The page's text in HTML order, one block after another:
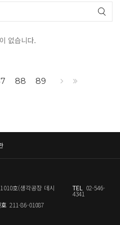
없습니다.
88 89
호(생각공장 데시 TEL 02-546-
4341
211-86-01087